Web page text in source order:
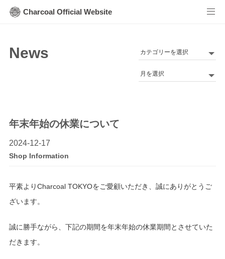
Charcoal Official Website
News
カ
ゴArchives
年末年始の休業について
2024-12-17
Shop Information
平素よりCharcoal TOKYOをご愛顧いただき、誠にありがとうご
ざいます。
誠に勝手ながら、下記の期間を年末年始の休業期間とさせていた
だきます。